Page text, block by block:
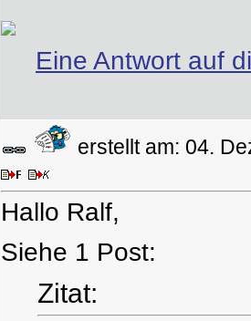
Eine Antwort auf
erstellt am: 04.
Hallo Ralf,
Siehe 1 Post:
Zitat: